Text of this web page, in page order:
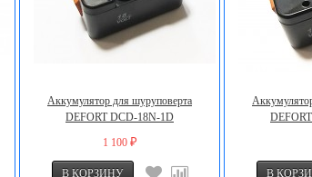
Аккумулятор для шуруповерта
DEFORT DCD-18N-1D
1 100 ₽